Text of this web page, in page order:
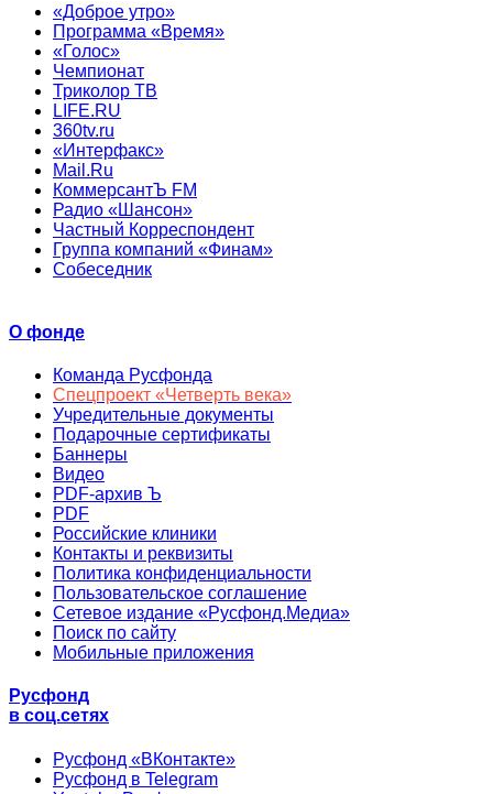
«Доброе утро»
Программа «Время»
«Голос»
Чемпионат
Триколор ТВ
LIFE.RU
360tv.ru
«Интерфакс»
Mail.Ru
КоммерсантЪ FM
Радио «Шансон»
Частный Корреспондент
Группа компаний «Финам»
Собеседник
О фонде
Команда Русфонда
Спецпроект «Четверть века»
Учредительные документы
Подарочные сертификаты
Баннеры
Видео
PDF-архив Ъ
PDF
Российские клиники
Контакты и реквизиты
Политика конфиденциальности
Пользовательское соглашение
Сетевое издание «Русфонд.Медиа»
Поиск по сайту
Мобильные приложения
Русфонд
в соц.сетях
Русфонд «ВКонтакте»
Русфонд в Telegram